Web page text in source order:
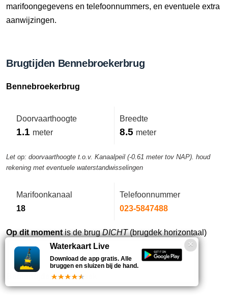
marifoongegevens en telefoonnummers, en eventuele extra
aanwijzingen.
Brugtijden Bennebroekerbrug
Bennebroekerbrug
Doorvaarthoogte
1.1 meter
Breedte
8.5 meter
Let op: doorvaarthoogte t.o.v. Kanaalpeil (-0.61 meter tov NAP). houd
rekening met eventuele waterstandwisselingen
Marifoonkanaal
18
Telefoonnummer
023-5847488
Op dit momentis de brugDICHT(brugdek horizontaal)
Bedientijden deze week
Waterkaart Live
Download de app gratis. Alle
bruggen en sluizen bij de hand.